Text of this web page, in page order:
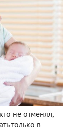
не отменял,
только в